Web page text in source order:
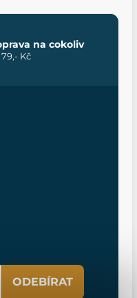
na cokoliv
Kč
ODEBÍRAT